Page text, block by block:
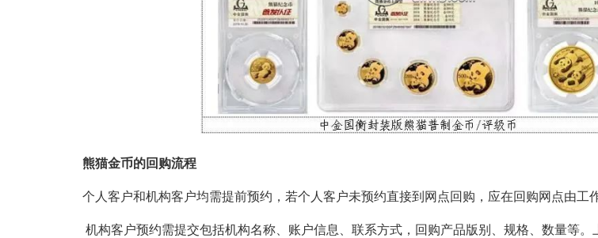
熊猫金币的回购流程
个人客户和机构客户均需提前预约，若个人客户未预约直接到网点回购，应在回购网点由工
机构客户预约需提交包括机构名称、账户信息、联系方式，回购产品版别、规格、数量等